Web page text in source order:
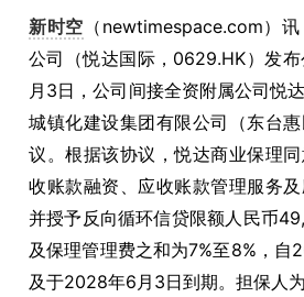
新时空 （newtimespace.com）
公司（悦达国际，0629.HK）发
月3日，公司间接全资附属公司悦
城镇化建设集团有限公司（东台
议。根据该协议，悦达商业保理
收账款融资、应收账款管理服务及
并授予反向循环信贷限额人民币
及保理管理费之和为7%至8%，自
及于2028年6月3日到期。担保人